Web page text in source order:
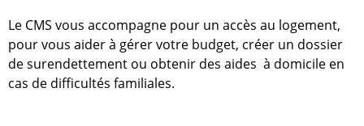
Le CMS vous accompagne pour un accès au logement,
pour vous aider à gérer votre budget, créer un dossier
de surendettement ou obtenir des aides à domicile en
cas de difficultés familiales.